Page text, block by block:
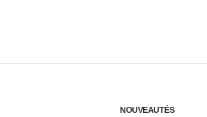
NOUVEAUTÉS